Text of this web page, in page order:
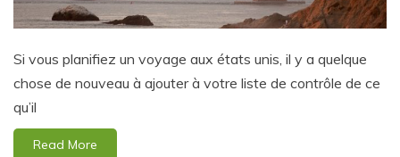
Si vous planifiez un voyage aux états unis, il y a quelque
chose de nouveau à ajouter à votre liste de contrôle de ce
qu’il
Read More